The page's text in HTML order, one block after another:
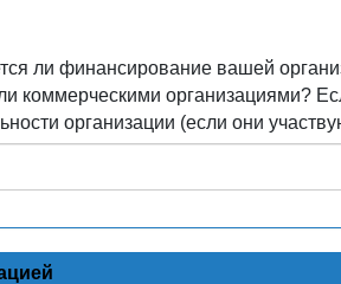
ли финансирование вашей
коммерческими организациями?
организации (если они